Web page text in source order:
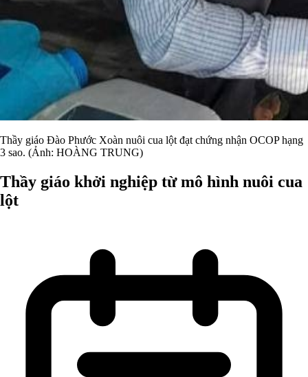
Thầy giáo Đào Phước Xoàn nuôi cua lột đạt chứng nhận OCOP hạng
3 sao. (Ảnh: HOÀNG TRUNG)
Thầy giáo khởi nghiệp từ mô hình nuôi cua
lột